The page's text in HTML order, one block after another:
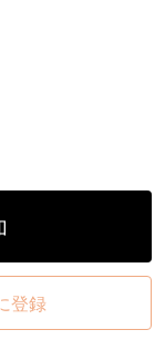
登録